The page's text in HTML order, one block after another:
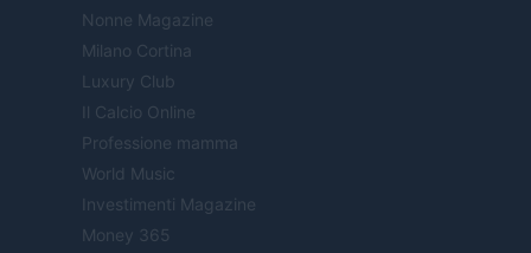
Nonne Magazine
Milano Cortina
Luxury Club
Il Calcio Online
Professione mamma
World Music
Investimenti Magazine
Money 365